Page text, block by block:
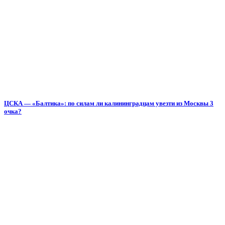
ЦСКА — «Балтика»: по силам ли калининградцам увезти из Москвы 3
очка?